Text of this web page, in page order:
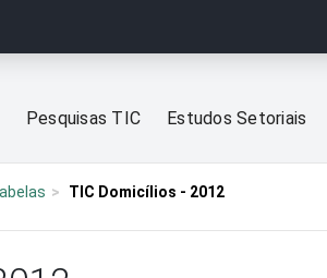
Pesquisas TIC Estudos Setoriais
TIC Domicílios - 2012